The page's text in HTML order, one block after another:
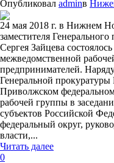
Опубликовал adminв
24 мая 2018 г. в Нижнем
заместителя
Сергея Зайцева
межведомственной
предпринимателей.
Генеральной
Приволжском
рабочей группы в
субъектов Российской
федеральный округ,
власти,...
Читать далее
0